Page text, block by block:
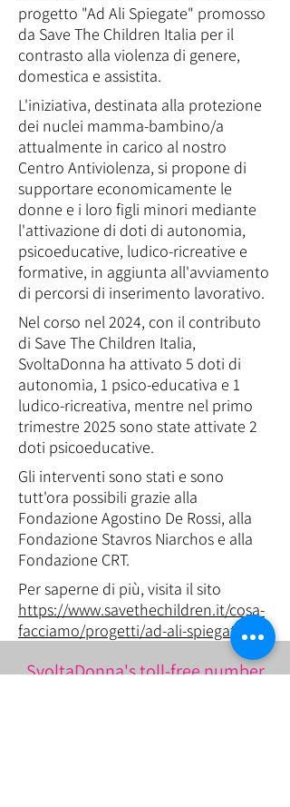
progetto "Ad Ali Spiegate" promosso
da Save The Children Italia per il
contrasto alla violenza di genere,
domestica e assistita.
L'iniziativa, destinata alla protezione
dei nuclei mamma-bambino/a
attualmente in carico al nostro
Centro Antiviolenza, si propone di
supportare economicamente le
donne e i loro figli minori mediante
l'attivazione di doti di autonomia,
psicoeducative, ludico-ricreative e
formative, in aggiunta all'avviamento
di percorsi di inserimento lavorativo.
Nel corso nel 2024, con il contributo
di Save The Children Italia,
SvoltaDonna ha attivato 5 doti di
autonomia, 1 psico-educativa e 1
ludico-ricreativa, mentre nel primo
trimestre 2025 sono state attivate 2
doti psicoeducative.
Gli interventi sono stati e sono
tutt'ora possibili grazie alla
Fondazione Agostino De Rossi, alla
Fondazione Stavros Niarchos e alla
Fondazione CRT.
Per saperne di più, visita il sito
https://www.savethechildren.it/cosa-
facciamo/progetti/ad-ali-spiegate
SvoltaDonna's toll-free number